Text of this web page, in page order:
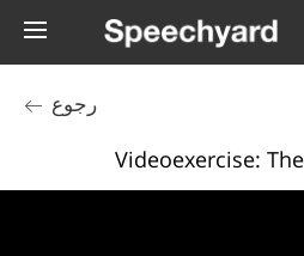
رجوع
Videoexercise: